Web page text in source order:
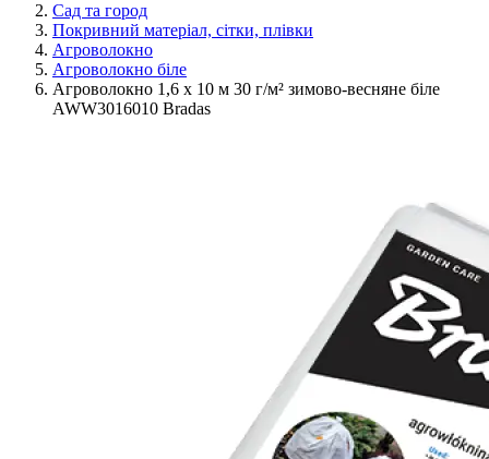
Сад та город
Покривний матеріал, сітки, плівки
Агроволокно
Агроволокно біле
Агроволокно 1,6 х 10 м 30 г/м² зимово-весняне біле
AWW3016010 Bradas